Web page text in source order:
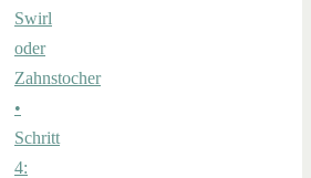
Swirl
oder
Zahnstocher
•
Schritt
4: